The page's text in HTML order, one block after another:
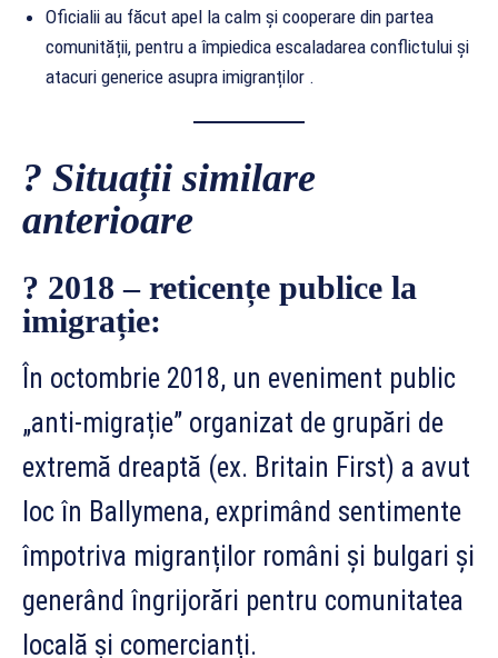
Oficialii au făcut apel la calm și cooperare din partea
comunității, pentru a împiedica escaladarea conflictului și
atacuri generice asupra imigranților .
? Situații similare
anterioare
? 2018 – reticențe publice la
imigrație:
În octombrie 2018, un eveniment public
„anti-migrație” organizat de grupări de
extremă dreaptă (ex. Britain First) a avut
loc în Ballymena, exprimând sentimente
împotriva migranților români și bulgari și
generând îngrijorări pentru comunitatea
locală și comercianți.